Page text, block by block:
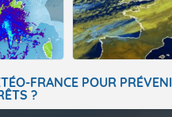
FRANCE POUR
?